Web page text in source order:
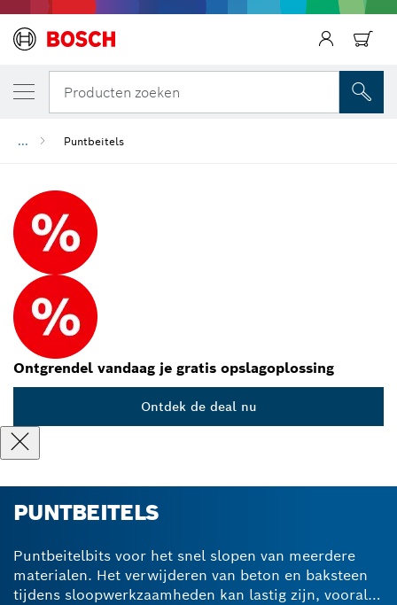
Producten zoeken
... Puntbeitels
Ontgrendel vandaag je gratis opslagoplossing
Ontdek de deal nu
PUNTBEITELS
Puntbeitelbits voor het snel slopen van meerdere
materialen. Het verwijderen van beton en baksteen
tijdens sloopwerkzaamheden kan lastig zijn, vooral